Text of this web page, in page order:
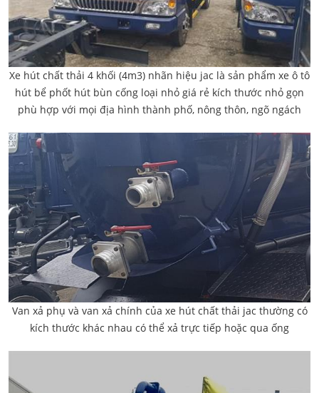
Xe hút chất thải 4 khối (4m3) nhãn hiệu jac là sản phẩm xe ô tô
hút bể phốt hút bùn cống loại nhỏ giá rẻ kích thước nhỏ gọn
phù hợp với mọi địa hình thành phố, nông thôn, ngõ ngách
Van xả phụ và van xả chính của xe hút chất thải jac thường có
kích thước khác nhau có thể xả trực tiếp hoặc qua ống